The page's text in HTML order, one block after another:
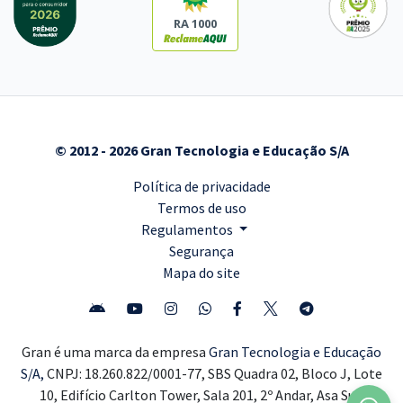
RA 1000
© 2012 - 2026 Gran Tecnologia e Educação S/A
Política de privacidade
Termos de uso
Regulamentos
Segurança
Mapa do site
Gran é uma marca da empresa Gran Tecnologia e Educação
S/A, CNPJ: 18.260.822/0001-77, SBS Quadra 02, Bloco J, Lote
10, Edifício Carlton Tower, Sala 201, 2º Andar, Asa Sul,